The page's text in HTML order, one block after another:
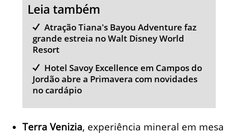
Leia também
Atração Tiana's Bayou Adventure faz
grande estreia no Walt Disney World
Resort
Hotel Savoy Excellence em Campos do
Jordão abre a Primavera com novidades
no cardápio
Terra Venizia, experiência mineral em mesa